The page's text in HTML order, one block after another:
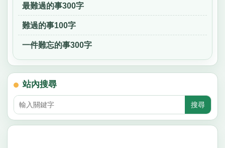
最難過的事300字
難過的事100字
一件難忘的事300字
站內搜尋